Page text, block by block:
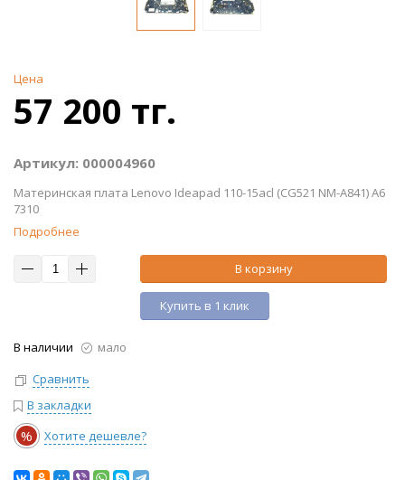
Цена
57 200 тг.
Артикул: 000004960
Материнская плата Lenovo Ideapad 110-15acl (CG521 NM-A841) A6
7310
Подробнее
В корзину
Купить в 1 клик
В наличии
мало
Сравнить
В закладки
% Хотите дешевле?